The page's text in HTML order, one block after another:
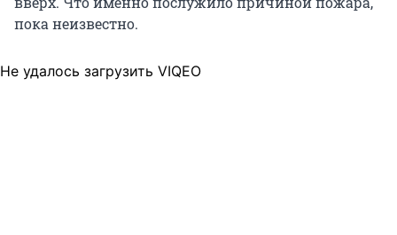
пока неизвестно.
Не удалось загрузить VIQEO